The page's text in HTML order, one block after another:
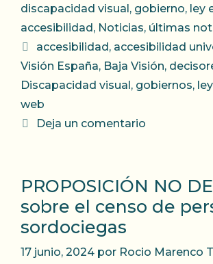
discapacidad visual , gobierno, ley
accesibilidad , Noticias, últimas
Etiquetas
accesibilidad , accesibilidad
Visión España, Baja Visión,
Discapacidad visual , gobiernos,
web
Deja un comentario
PROPOSICIÓN NO
sobre el censo de
sordociegas
17 junio, 2024 por Rocio Marenco